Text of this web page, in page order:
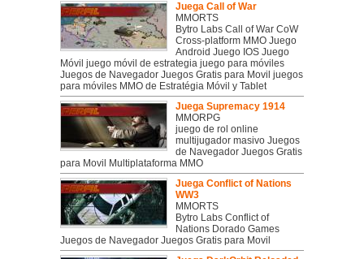
Juega Call of War
MMORTS
Bytro Labs Call of War CoW
Cross-platform MMO Juego
Android Juego IOS Juego
Móvil juego móvil de estrategia juego para móviles
Juegos de Navegador Juegos Gratis para Movil juegos
para móviles MMO de Estratégia Móvil y Tablet
Juega Supremacy 1914
MMORPG
juego de rol online
multijugador masivo Juegos
de Navegador Juegos Gratis
para Movil Multiplataforma MMO
Juega Conflict of Nations
WW3
MMORTS
Bytro Labs Conflict of
Nations Dorado Games
Juegos de Navegador Juegos Gratis para Movil